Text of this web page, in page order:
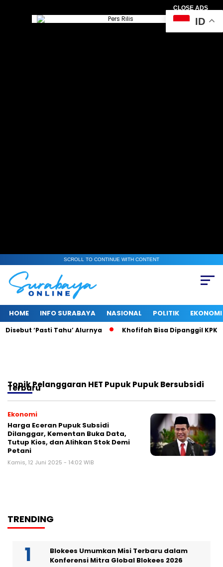
CLOSE ADS
SCROLL TO CONTINUE WITH CONTENT
HOME INFO SURABAYA NASIONAL POLITIK EKONOMI
‘Pasti Tahu’ Alurnya Khofifah Bisa Dipanggil KPK,
TopikPelanggaran HET Pupuk Pupuk Bersubsidi
Terbaru
Ekonomi
Harga Eceran Pupuk Subsidi
Dilanggar, Kementan Buka Data,
Tutup Kios, dan Alihkan Stok Demi
Petani
Kamis, 12 Juni 2025 - 14:02 WIB
TRENDING
Blokees Umumkan Misi Terbaru dalam
Konferensi Mitra Global Blokees 2026
ID